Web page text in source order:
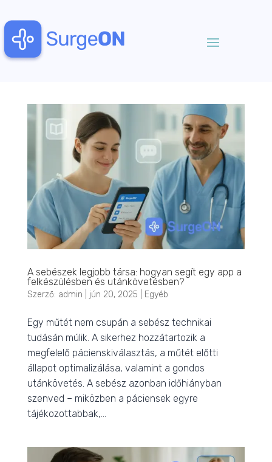
A sebészek legjobb társa: hogyan segít egy app a
felkészülésben és utánkövetésben?
Szerző: admin jún 20, 2025 Egyéb
Egy műtét nem csupán a sebész technikai
tudásán múlik. A sikerhez hozzátartozik a
megfelelő pácienskiválasztás, a műtét előtti
állapot optimalizálása, valamint a gondos
utánkövetés. A sebész azonban időhiányban
szenved – miközben a páciensek egyre
tájékozottabbak,...